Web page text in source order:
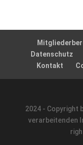
Datenschutz
Kontakt
2024 - Copyright
verarbeitenden